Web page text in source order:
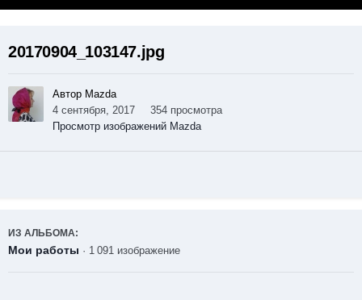
20170904_103147.jpg
Автор Mazda
4 сентября, 2017
354 просмотра
Просмотр изображений Mazda
ИЗ АЛЬБОМА:
Мои работы · 1 091 изображение